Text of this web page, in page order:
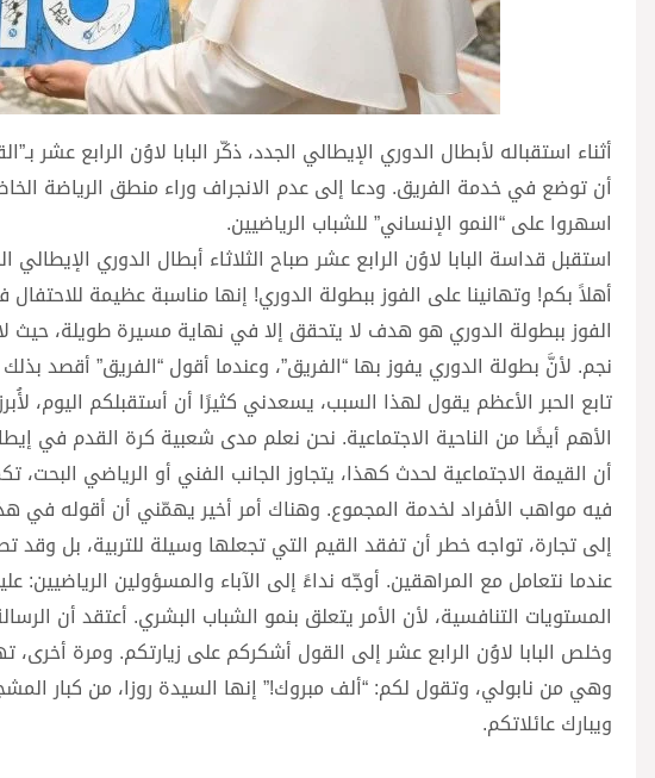
أثناء استقباله لأبطال الدوري الإيطالي الجدد، ذكّر البابا لاوُن الرابع عشر
أن توضع في خدمة الفريق. ودعا إلى عدم الانجراف وراء منطق الرياضة
اسهروا على “النمو الإنساني” للشباب الرياضيين.
استقبل قداسة البابا لاوُن الرابع عشر صباح الثلاثاء أبطال الدوري
أهلاً بكم! وتهانينا على الفوز ببطولة الدوري! إنها مناسبة عظيمة
الفوز ببطولة الدوري هو هدف لا يتحقق إلا في نهاية مسيرة طويلة، حيث
نجم. لأنَّ بطولة الدوري يفوز بها “الفريق”، وعندما أقول “الفريق” أقصد
تابع الحبر الأعظم يقول لهذا السبب، يسعدني كثيرًا أن أستقبلكم اليوم،
الأهم أيضًا من الناحية الاجتماعية. نحن نعلم مدى شعبية كرة القدم في
أن القيمة الاجتماعية لحدث كهذا، يتجاوز الجانب الفني أو الرياضي
فيه مواهب الأفراد لخدمة المجموع. وهناك أمر أخير يهمّني أن أقوله في
إلى تجارة، تواجه خطر أن تفقد القيم التي تجعلها وسيلة للتربية، بل وقد
عندما نتعامل مع المراهقين. أوجّه نداءً إلى الآباء والمسؤولين الرياضيين:
المستويات التنافسية، لأن الأمر يتعلق بنمو الشباب البشري. أعتقد أن
وخلص البابا لاوُن الرابع عشر إلى القول أشكركم على زيارتكم. ومرة
وهي من نابولي، وتقول لكم: “ألف مبروك!” إنها السيدة روزا، من كبار
ويبارك عائلاتكم.